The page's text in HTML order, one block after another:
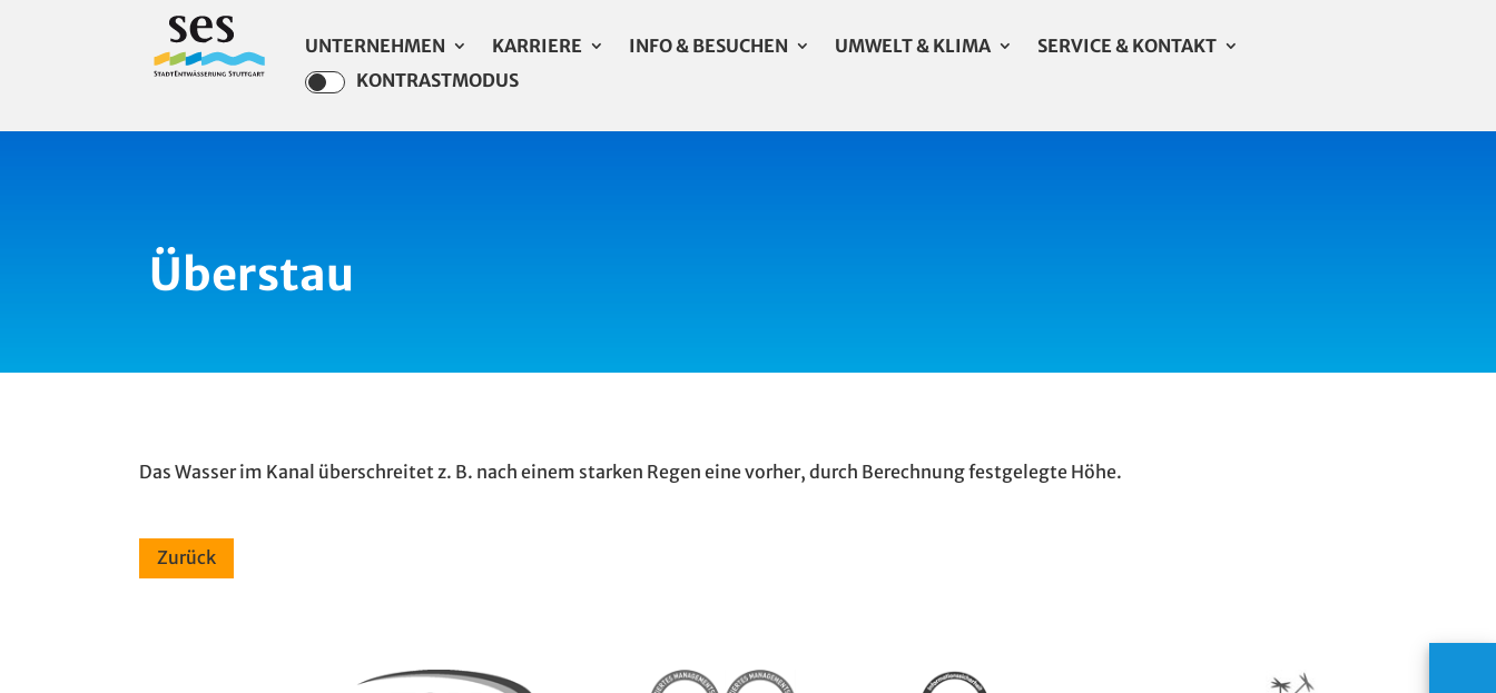
UNTERNEHMEN KARRIERE INFO & BESUCHEN UMWELT & KLIMA
SERVICE & KONTAKT
KONTRASTMODUS
Überstau
Das Wasser im Kanal überschreitet z. B. nach einem starken Regen eine vorher, durch Berechnung festgelegte Höhe.